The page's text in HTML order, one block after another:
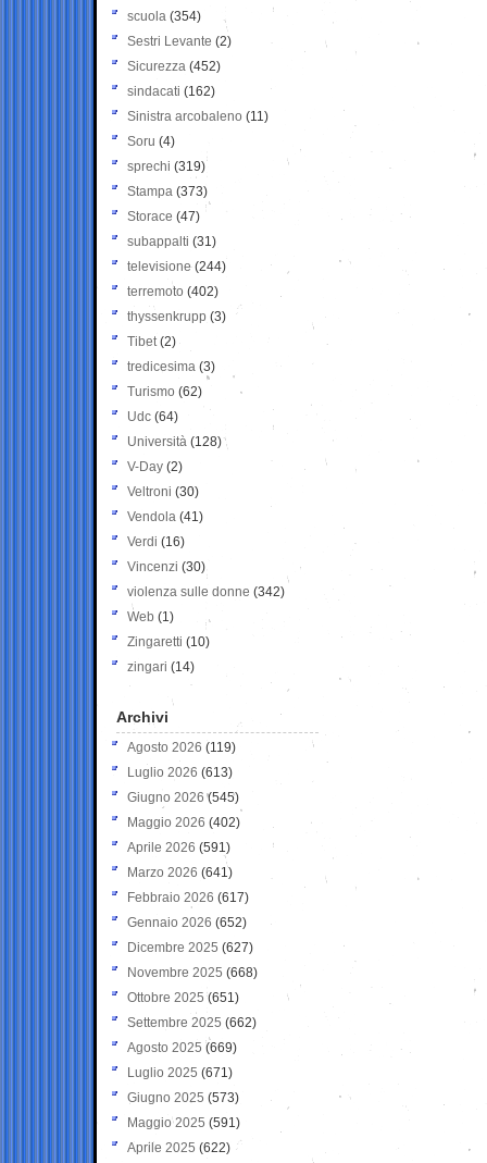
scuola (354)
Sestri Levante (2)
Sicurezza (452)
sindacati (162)
Sinistra arcobaleno (11)
Soru (4)
sprechi (319)
Stampa (373)
Storace (47)
subappalti (31)
televisione(244)
terremoto (402)
thyssenkrupp (3)
Tibet(2)
tredicesima (3)
Turismo (62)
Udc (64)
Università (128)
V-Day (2)
Veltroni (30)
Vendola (41)
Verdi (16)
Vincenzi (30)
violenza sulle donne (342)
Web (1)
Zingaretti (10)
zingari (14)
Archivi
Agosto 2026 (119)
Luglio 2026 (613)
Giugno 2026 (545)
Maggio 2026 (402)
Aprile 2026 (591)
Marzo 2026 (641)
Febbraio 2026 (617)
Gennaio 2026 (652)
Dicembre 2025 (627)
Novembre 2025 (668)
Ottobre 2025 (651)
Settembre 2025 (662)
Agosto 2025 (669)
Luglio 2025 (671)
Giugno 2025 (573)
Maggio 2025 (591)
Aprile 2025 (622)